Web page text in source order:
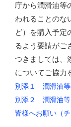
庁から潤滑油等
われることのな
ど）を購入予定
るよう要請がご
つきましては、
についてご協力
別添１ 潤滑油等
別添２ 潤滑油等
皆様へお願い（チ